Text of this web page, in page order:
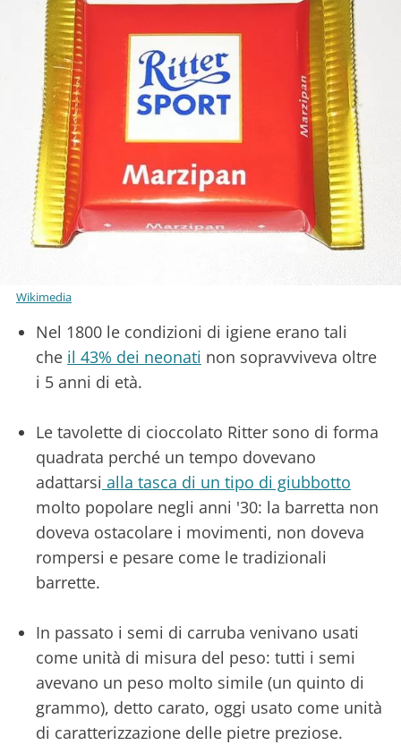
Wikimedia
Nel 1800 le condizioni di igiene erano tali
che il 43% dei neonati non sopravviveva oltre
i 5 anni di età.
Le tavolette di cioccolato Ritter sono di forma
quadrata perché un tempo dovevano
adattarsi alla tasca di un tipo di giubbotto
molto popolare negli anni '30: la barretta non
doveva ostacolare i movimenti, non doveva
rompersi e pesare come le tradizionali
barrette.
In passato i semi di carruba venivano usati
come unità di misura del peso: tutti i semi
avevano un peso molto simile (un quinto di
grammo), detto carato, oggi usato come unità
di caratterizzazione delle pietre preziose.